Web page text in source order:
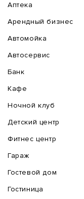
Аптека
Арендный бизнес
Автомойка
Автосервис
Банк
Кафе
Ночной клуб
Детский центр
Фитнес центр
Гараж
Гостевой дом
Гостиница